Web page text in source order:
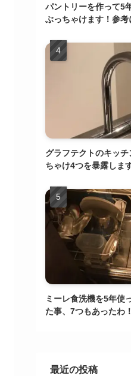
パントリーを作って5
ぶっちゃけます！参考
グラフテクトのキッ
ちゃけ4つを暴露しま
ミーレ食洗機を5年使
た事、7つもあったわ
最近の投稿